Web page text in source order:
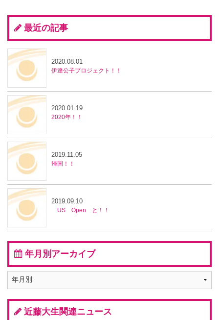
最近の記事
伊達公子プロジェクト！！
2020.08.01
2020年！！
2020.01.19
帰国！！
2019.11.05
US Open と！！
2019.09.10
年月別アーカイブ
近藤大生関連ニュース